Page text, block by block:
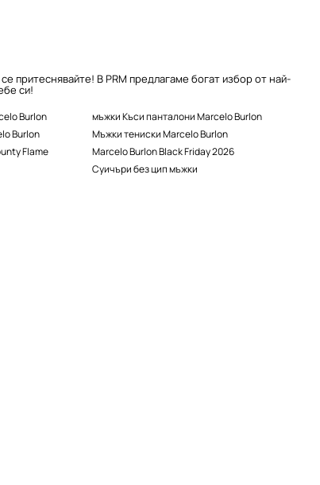
притеснявайте! В PRM предлагаме богат избор от най-
си!
Burlon
мъжки Къси панталони Marcelo Burlon
Burlon
Мъжки тениски Marcelo Burlon
Flame
Marcelo Burlon Black Friday 2026
Суичъри без цип мъжки